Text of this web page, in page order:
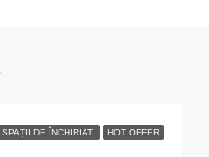
SPAȚII DE ÎNCHIRIAT HOT OFFER